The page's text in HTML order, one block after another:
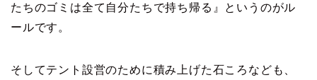
たちのゴミは全て自分たちで持ち帰る』というのがル
ールです。
そしてテント設営のために積み上げた石ころなども、